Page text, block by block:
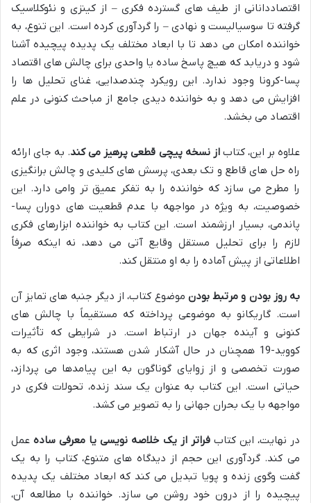
اقتصاددانانی از طیف های گسترده فکری – از کینزی و نئوکلاسیک
گرفته تا سوسیالیست و نهادی – را گردآوری کرده است. این تنوع، به
خواننده امکان می دهد تا با ابعاد مختلف یک پدیده پیچیده آشنا
شود و دریابد که هیچ پاسخ ساده یا واحدی برای چالش های اقتصاد
پسا-کرونا وجود ندارد. این رویکرد چندصدایی، غنای تحلیل ها را
افزایش می دهد و به خواننده دیدی جامع از مباحث کنونی در علم
اقتصاد می بخشد.
علاوه بر این، کتاباز نسخه پیچی قطعی پرهیز می کند. به جای ارائه
راه حل های قاطع و تک بعدی، پرسش های کلیدی و چالش برانگیزی
را مطرح می سازد که خواننده را به تفکر عمیق تر وامی دارد. این
خصوصیت، به ویژه در مواجهه با عدم قطعیت های دوران پسا-
پاندمی، بسیار ارزشمند است. این کتاب به خواننده ابزارهای فکری
لازم را برای تحلیل مستقل وقایع آتی می دهد، نه اینکه صرفاً
اطلاعاتی از پیش آماده را به او منتقل کند.
به روز بودن و مرتبط بودن موضوع کتاب، از دیگر جنبه های تمایز آن
است. گاریکانو به موضوعی پرداخته که مستقیماً با چالش های
کنونی و آینده جهان در ارتباط است. در شرایطی که تأثیرات
کووید-19 همچنان در حال آشکار شدن هستند، وجود اثری که به
صورت تخصصی و از زوایای گوناگون به این پیامدها می پردازد،
حیاتی است. این کتاب به عنوان یک سند زنده، تحولات فکری در
مواجهه با یک بحران جهانی را به تصویر می کشد.
در نهایت، این کتابفراتر از یک خلاصه نویسی یا معرفی سادهعمل
می کند. گردآوری این حجم از دیدگاه های متنوع، کتاب را به یک
گفت وگوی زنده و پویا تبدیل می کند که ابعاد مختلف یک پدیده
پیچیده را از درون خود روشن می سازد. خواننده با مطالعه آن،